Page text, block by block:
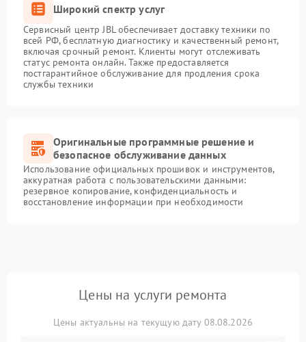
Широкий спектр услуг
Сервисный центр JBL обеспечивает доставку техники по
всей РФ, бесплатную диагностику и качественный ремонт,
включая срочный ремонт. Клиенты могут отслеживать
статус ремонта онлайн. Также предоставляется
постгарантийное обслуживание для продления срока
службы техники
Оригинальные программные решение и
безопасное обслуживание данных
Использование официальных прошивок и инструментов,
аккуратная работа с пользовательскими данными:
резервное копирование, конфиденциальность и
восстановление информации при необходимости
Цены на услуги ремонта
Цены актуальны на текущую дату 08.08.2026